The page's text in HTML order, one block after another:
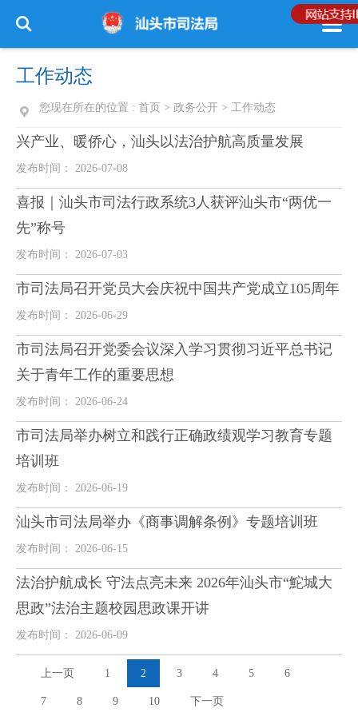
工作动态
您现在所在的位置 : 首页 > 政务公开 > 工作动态
兴产业、暖侨心，汕头以法治护航高质量发展
发布时间： 2026-07-08
喜报｜汕头市司法行政系统3人获评汕头市“两优一
先”称号
发布时间： 2026-07-03
市司法局召开党员大会庆祝中国共产党成立105周年
发布时间： 2026-06-29
市司法局召开党委会议深入学习贯彻习近平总书记
关于青年工作的重要思想
发布时间： 2026-06-24
市司法局举办树立和践行正确政绩观学习教育专题
培训班
发布时间： 2026-06-19
汕头市司法局举办《商事调解条例》专题培训班
发布时间： 2026-06-15
法治护航成长 守法点亮未来 2026年汕头市“鮀城大
思政”法治主题校园思政课开讲
发布时间： 2026-06-09
上一页 1 2 3 4 5 6
7 8 9 10 下一页